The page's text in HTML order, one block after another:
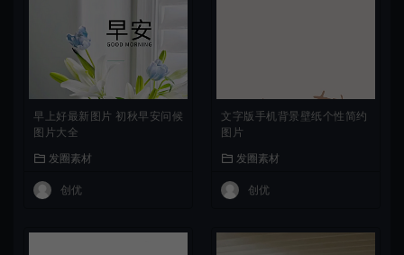
早上好最新图片 初秋早安问候
图片大全
发圈素材
创优
文字版手机背景壁纸个性简约
图片
发圈素材
创优